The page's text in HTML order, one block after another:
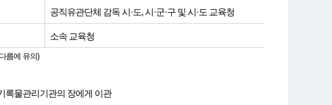
공직유관단체 감독 시·도, 시·군·구 및 시·도 교육청
소속 교육청
름에 유의)
록물관리기관의 장에게 이관